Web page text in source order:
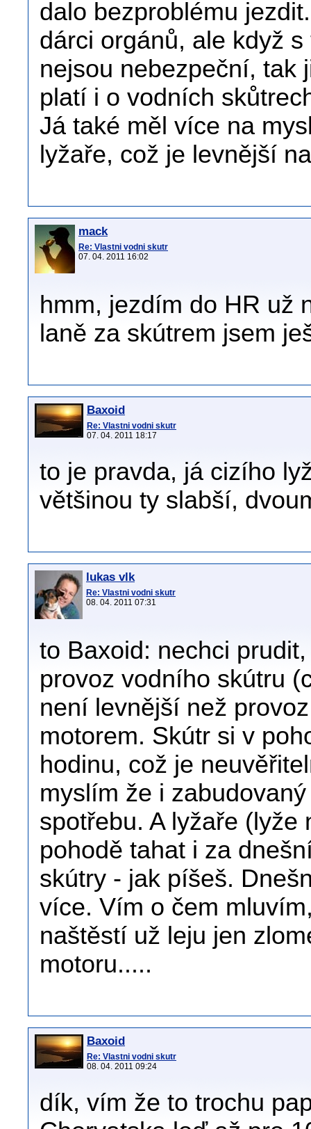
dalo bezproblému
dárci orgánů, ale když
nejsou nebezpeční, tak
platí i o vodních
Já také měl více na
lyžaře, což je levnější
mack
Re: Vlastni vodni skutr
07. 04. 2011 16:02
hmm, jezdím do HR už
laně za skútrem jsem
Baxoid
Re: Vlastni vodni skutr
07. 04. 2011 18:17
to je pravda, já cizího
většinou ty slabší,
lukas vlk
Re: Vlastni vodni skutr
08. 04. 2011 07:31
to Baxoid: nechci
provoz vodního skútru
není levnější než
motorem. Skútr si v
hodinu, což je
myslím že i
spotřebu. A lyžaře (lyže
pohodě tahat i za
skútry - jak píšeš.
více. Vím o čem
naštěstí už leju jen
motoru.....
Baxoid
Re: Vlastni vodni skutr
08. 04. 2011 09:24
dík, vím že to trochu